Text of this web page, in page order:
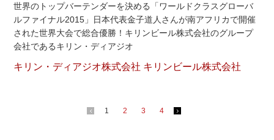
世界のトップバーテンダーを決める「ワールドクラスグローバ
ルファイナル2015」日本代表金子道人さんが南アフリカで開催
された世界大会で総合優勝！キリンビール株式会社のグループ
会社であるキリン・ディアジオ
キリン・ディアジオ株式会社 キリンビール株式会社
1 2 3 4